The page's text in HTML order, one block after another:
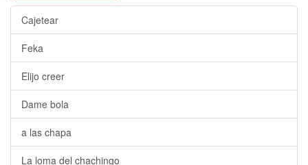
Cajetear
Feka
Elijo creer
Dame bola
a las chapa
La loma del chachingo